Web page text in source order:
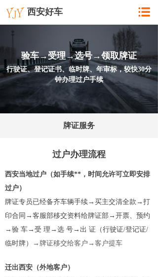
西安好车
验车→受理→选号→领取牌证
行驶证、登记证书、临时牌、年审标，较快30分
钟办理过户手续
牌证服务
过户办理流程
西安当地过户（如手续**，时间允许可立即安排
过户）
牌证专员已经备齐车辆手续→买主交清全款→打
印合同→客服部移交资料给牌证部→开票、预约
→验 车→受 理→选 号→出 证（行驶证/登记证/
临时牌）
→牌证移交给客户→客户提车
迁出西安（外地客户）